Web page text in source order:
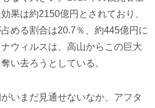
果は約2150億円とされており、
める割合は20.7％、約445億円に
ウィルスは、高山からこの巨大
い去ろうとしている。
いまだ見通せないなか、アフタ